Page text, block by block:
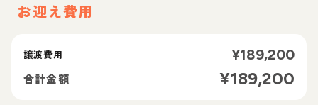
お迎え費用
譲渡費用 ¥189,200
合計金額 ¥189,200